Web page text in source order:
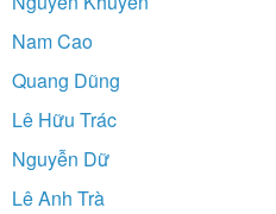
Nam Cao
Quang Dũng
Lê Hữu Trác
Nguyễn Dữ
Lê Anh Trà